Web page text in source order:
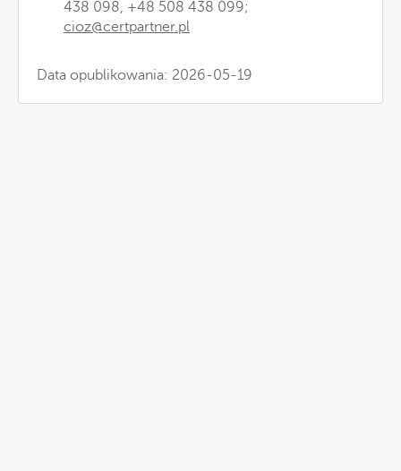
438 098, +48 508 438 099;
cioz@certpartner.pl
Data opublikowania: 2026-05-19